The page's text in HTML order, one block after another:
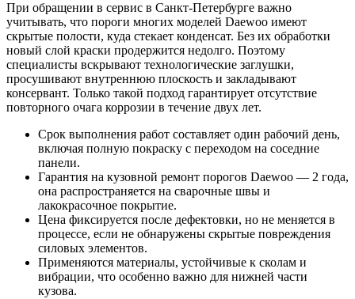
При обращении в сервис в Санкт-Петербурге важно
учитывать, что пороги многих моделей Daewoo имеют
скрытые полости, куда стекает конденсат. Без их обработки
новый слой краски продержится недолго. Поэтому
специалисты вскрывают технологические заглушки,
просушивают внутреннюю плоскость и закладывают
консервант. Только такой подход гарантирует отсутствие
повторного очага коррозии в течение двух лет.
Срок выполнения работ составляет один рабочий день,
включая полную покраску с переходом на соседние
панели.
Гарантия на кузовной ремонт порогов Daewoo — 2 года,
она распространяется на сварочные швы и
лакокрасочное покрытие.
Цена фиксируется после дефектовки, но не меняется в
процессе, если не обнаружены скрытые повреждения
силовых элементов.
Применяются материалы, устойчивые к сколам и
вибрации, что особенно важно для нижней части
кузова.